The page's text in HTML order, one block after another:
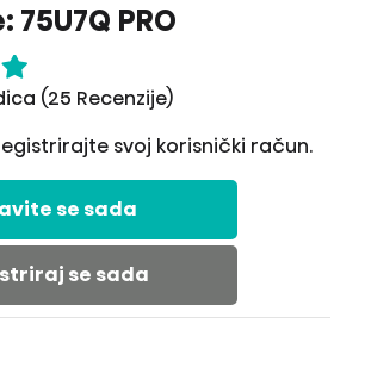
75U7Q PRO
(25 Recenzije)
svoj korisnički račun.
se sada
se sada